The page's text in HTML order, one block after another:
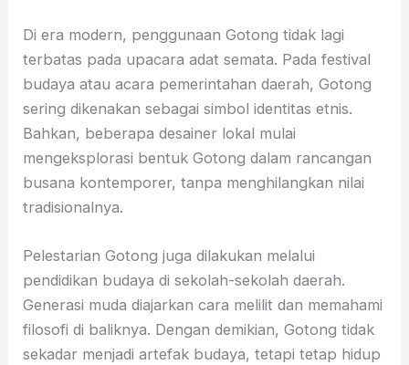
Di era modern, penggunaan Gotong tidak lagi
terbatas pada upacara adat semata. Pada festival
budaya atau acara pemerintahan daerah, Gotong
sering dikenakan sebagai simbol identitas etnis.
Bahkan, beberapa desainer lokal mulai
mengeksplorasi bentuk Gotong dalam rancangan
busana kontemporer, tanpa menghilangkan nilai
tradisionalnya.
Pelestarian Gotong juga dilakukan melalui
pendidikan budaya di sekolah-sekolah daerah.
Generasi muda diajarkan cara melilit dan memahami
filosofi di baliknya. Dengan demikian, Gotong tidak
sekadar menjadi artefak budaya, tetapi tetap hidup